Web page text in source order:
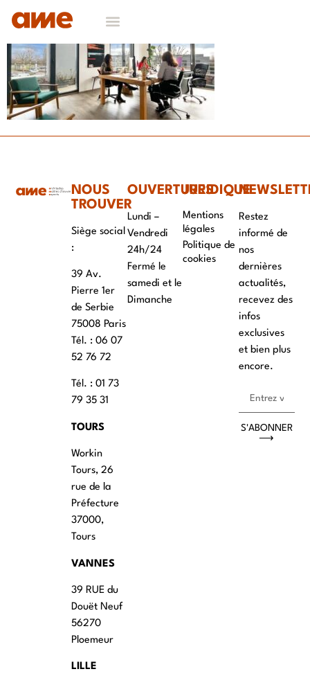
NOUS
TROUVER
Siège social
:
39 Av.
Pierre 1er
de Serbie
75008 Paris
Tél. : ‭06 07
52 76 72
Tél. : 01 73
79 35 31
TOURS
Workin
Tours, 26
rue de la
Préfecture
37000,
Tours
VANNES
39 RUE du
Douët Neuf
56270
Ploemeur
LILLE
OUVERTURES
Lundi –
Vendredi
24h/24
Fermé le
samedi et le
Dimanche
JURIDIQUE
Mentions
légales
Politique de
cookies
Restez
informé de
nos
dernières
actualités,
recevez des
infos
exclusives
et bien plus
encore.
S'ABONNER
⟶